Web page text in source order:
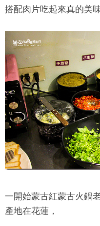
搭配肉片吃起來真的美
一開始蒙古紅蒙古火鍋
產地在花蓮，